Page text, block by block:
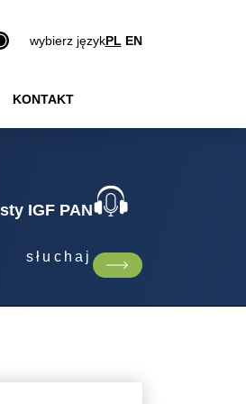
wybierz językPL EN
KONTAKT
IGF PAN
słuchaj